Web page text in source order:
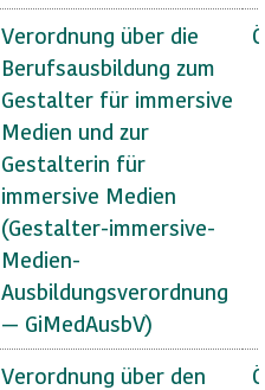
Verordnung über die
Berufsausbildung zum
Gestalter für immersive
Medien und zur
Gestalterin für
immersive Medien
(Gestalter-immersive-
Medien-
Ausbildungsverordnung
— GiMedAusbV)
Verordnung über den